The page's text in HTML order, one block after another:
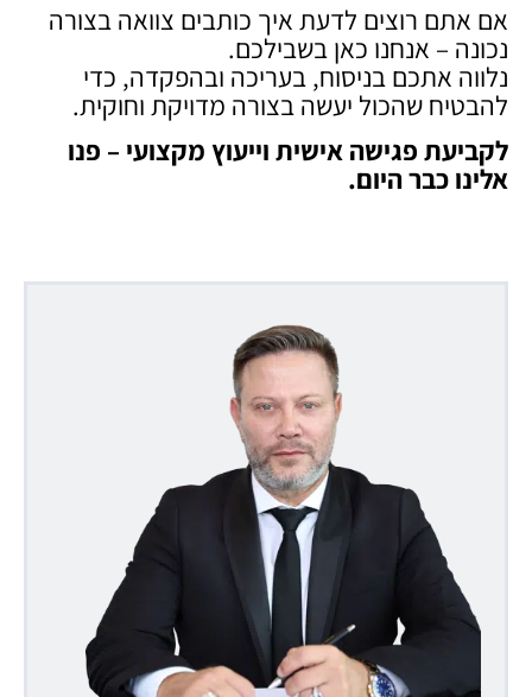
אם אתם רוצים לדעת איך כותבים צוואה בצורה
נכונה – אנחנו כאן בשבילכם.
נלווה אתכם בניסוח, בעריכה ובהפקדה, כדי
להבטיח שהכול יעשה בצורה מדויקת וחוקית.
לקביעת פגישה אישית וייעוץ מקצועי – פנו
אלינו כבר היום.